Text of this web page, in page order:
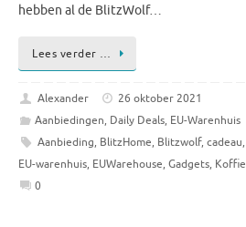
hebben al de BlitzWolf…
Lees verder …
Alexander
26 oktober 2021
Aanbiedingen, Daily Deals, EU-Warenhuis
Aanbieding, BlitzHome, Blitzwolf, cadeau,
EU-warenhuis, EUWarehouse, Gadgets, Koffie
0